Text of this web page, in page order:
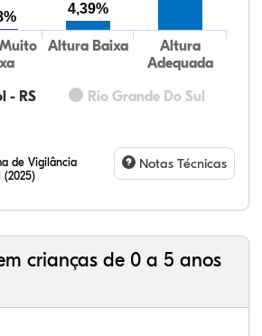
- RS
Rio Grande Do Sul
Altura Baixa
Altura
Adequada
4,39%
de Vigilância
Notas Técnicas
crianças de 0 a 5 anos